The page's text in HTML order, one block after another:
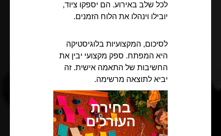
לכל שלב באירוע. הם יספקו ציוד,
יובילו וינהלו את הלוח הזמנים.
לסיכום, המקצועיות בלוגיסטיקה
היא המפתח. ספק מקצועי יבין את
החשיבות של התאמה אישית. זה
יביא לתוצאה מרשימה.
בחירת
העורכים